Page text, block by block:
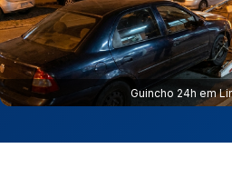
Guincho 24h em